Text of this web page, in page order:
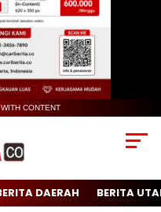
CONTENT
DAERAH BERITA